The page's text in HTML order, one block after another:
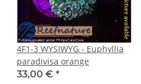
4F1-3 WYSIWYG - Euphyllia
paradivisa orange
33,00 € *